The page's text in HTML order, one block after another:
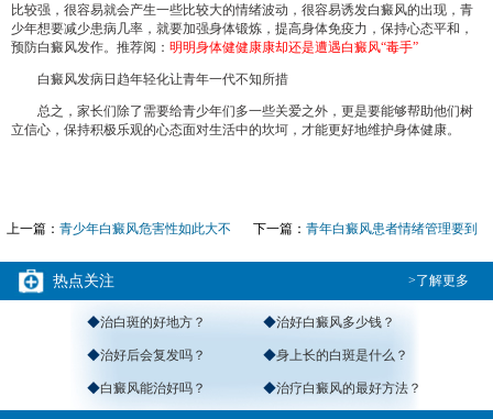
比较强，很容易就会产生一些比较大的情绪波动，很容易诱发白癜风的出现，青
少年想要减少患病几率，就要加强身体锻炼，提高身体免疫力，保持心态平和，
预防白癜风发作。推荐阅： 明明身体健健康康却还是遭遇白癜风“毒手”
白癜风发病日趋年轻化让青年一代不知所措
总之，家长们除了需要给青少年们多一些关爱之外，更是要能够帮助他们树
立信心，保持积极乐观的心态面对生活中的坎坷，才能更好地维护身体健康。
上一篇： 青少年白癜风危害性如此大不
下一篇： 青年白癜风患者情绪管理要到
热点关注 >了解更多
◆治白斑的好地方？ ◆治好白癜风多少钱？
◆治好后会复发吗？ ◆身上长的白斑是什么？
◆白癜风能治好吗？ ◆治疗白癜风的最好方法？